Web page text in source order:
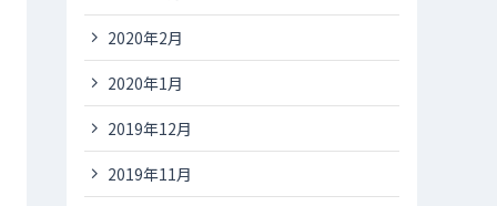
2020年2月
2020年1月
2019年12月
2019年11月